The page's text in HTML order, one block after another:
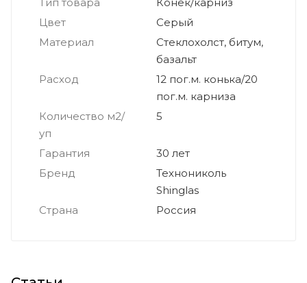
Цвет
Серый
Материал
Стеклохолст, битум,
базальт
Расход
12 пог.м. конька/20
пог.м. карниза
Количество м2/
уп
5
Гарантия
30 лет
Бренд
Технониколь
Shinglas
Страна
Россия